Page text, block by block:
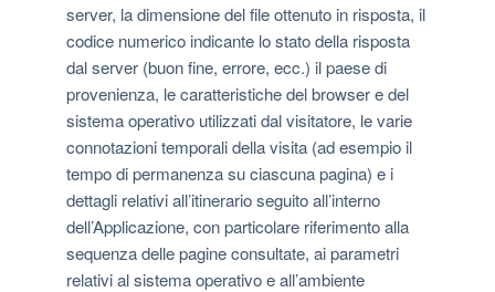
server, la dimensione del file ottenuto in risposta, il
codice numerico indicante lo stato della risposta
dal server (buon fine, errore, ecc.) il paese di
provenienza, le caratteristiche del browser e del
sistema operativo utilizzati dal visitatore, le varie
connotazioni temporali della visita (ad esempio il
tempo di permanenza su ciascuna pagina) e i
dettagli relativi all’itinerario seguito all’interno
dell’Applicazione, con particolare riferimento alla
sequenza delle pagine consultate, ai parametri
relativi al sistema operativo e all’ambiente